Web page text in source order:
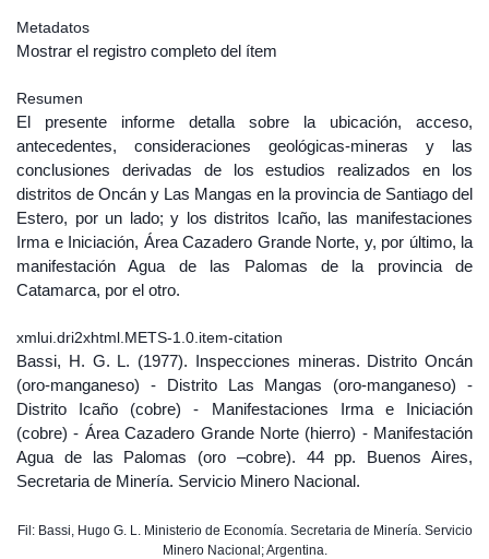
Metadatos
Mostrar el registro completo del ítem
Resumen
El presente informe detalla sobre la ubicación, acceso,
antecedentes, consideraciones geológicas-mineras y las
conclusiones derivadas de los estudios realizados en los
distritos de Oncán y Las Mangas en la provincia de Santiago del
Estero, por un lado; y los distritos Icaño, las manifestaciones
Irma e Iniciación, Área Cazadero Grande Norte, y, por último, la
manifestación Agua de las Palomas de la provincia de
Catamarca, por el otro.
xmlui.dri2xhtml.METS-1.0.item-citation
Bassi, H. G. L. (1977). Inspecciones mineras. Distrito Oncán
(oro-manganeso) - Distrito Las Mangas (oro-manganeso) -
Distrito Icaño (cobre) - Manifestaciones Irma e Iniciación
(cobre) - Área Cazadero Grande Norte (hierro) - Manifestación
Agua de las Palomas (oro –cobre). 44 pp. Buenos Aires,
Secretaria de Minería. Servicio Minero Nacional.
Fil: Bassi, Hugo G. L. Ministerio de Economía. Secretaria de Minería. Servicio
Minero Nacional; Argentina.